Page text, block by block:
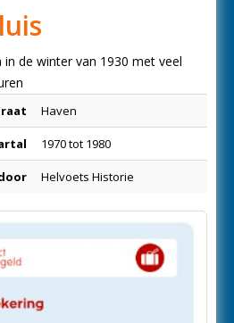
in de winter van 1930 met veel
Haven
1970 tot 1980
Helvoets Historie